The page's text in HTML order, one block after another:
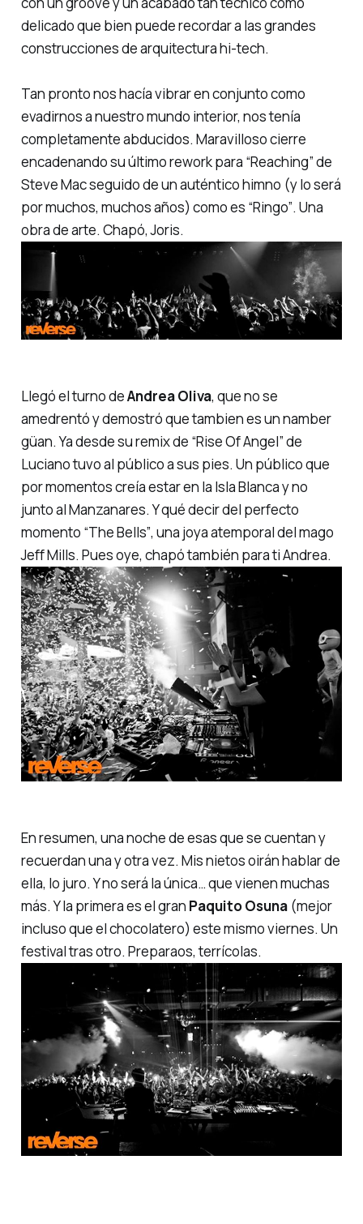
delicado que bien puede recordar a las grandes
construcciones de arquitecturahi-tech.
Tan pronto nos hacía vibrar en conjunto como
evadirnos a nuestro mundo interior, nos tenía
completamente abducidos. Maravilloso cierre
encadenando su último rework para “Reaching”de
Steve Mac seguido de un auténtico himno (y lo será
por muchos, muchos años) como es “Ringo”. Una
obra de arte. Chapó, Joris.
Llegó el turno deAndrea Oliva, que no se
amedrentó y demostró que tambien es unnamber
güan. Ya desde su remix de “Rise Of Angel”de
Luciano tuvo al público a sus pies. Un público que
por momentos creía estar en la Isla Blanca y no
junto al Manzanares. Y qué decir del perfecto
momento “The Bells”, una joya atemporal del mago
Jeff Mills. Pues oye, chapó también para ti Andrea.
En resumen, una noche de esas que se cuentan y
recuerdan una y otra vez. Mis nietos oirán hablar de
ella, lo juro. Y no será la única… que vienen muchas
más. Y la primera es el gran PaquitoOsuna(mejor
incluso queel chocolatero) este mismo viernes. Un
festival tras otro. Preparaos,terrícolas.